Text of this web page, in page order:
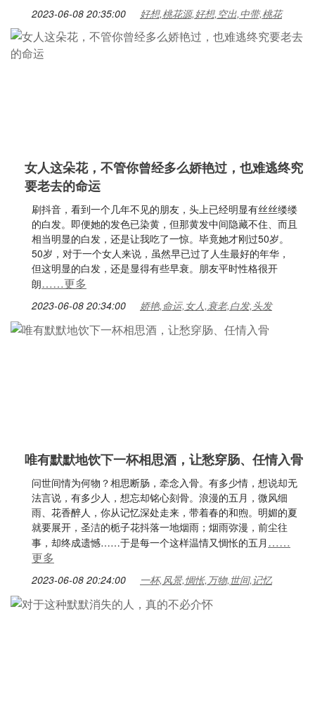
2023-06-08 20:35:00 好想,桃花源,好想,空出,中带,桃花
女人这朵花，不管你曾经多么娇艳过，也难逃终究
要老去的命运
刷抖音，看到一个几年不见的朋友，头上已经明显有丝丝缕缕
的白发。即便她的发色已染黄，但那黄发中间隐藏不住、而且
相当明显的白发，还是让我吃了一惊。毕竟她才刚过50岁。
50岁，对于一个女人来说，虽然早已过了人生最好的年华，
但这明显的白发，还是显得有些早衰。朋友平时性格很开
朗……更多
2023-06-08 20:34:00 娇艳,命运,女人,衰老,白发,头发
唯有默默地饮下一杯相思酒，让愁穿肠、任情入骨
问世间情为何物？相思断肠，牵念入骨。有多少情，想说却无
法言说，有多少人，想忘却铭心刻骨。浪漫的五月，微风细
雨、花香醉人，你从记忆深处走来，带着春的和煦。明媚的夏
就要展开，圣洁的栀子花抖落一地烟雨；烟雨弥漫，前尘往
事，却终成遗憾……于是每一个这样温情又惆怅的五月 ……
更多
2023-06-08 20:24:00 一杯,风景,惆怅,万物,世间,记忆